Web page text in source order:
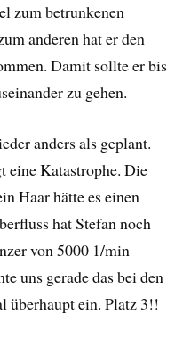
zum betrunkenen
anderen hat er den
Damit sollte er bis
zu gehen.
anders als geplant.
eine Katastrophe. Die
Haar hätte es einen
hat Stefan noch
von 5000 1/min
uns gerade das bei den
überhaupt ein. Platz 3!!